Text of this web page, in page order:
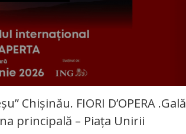
Chișinău. FIORI D’OPERA .Gală
principală – Piața Unirii